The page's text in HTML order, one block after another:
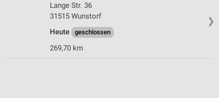
❯
Lange Str. 36
31515 Wunstorf
Heute
geschlossen
269,70 km